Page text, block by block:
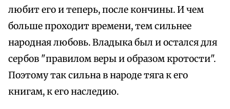
любит его и теперь, после кончины. И чем
больше проходит времени, тем сильнее
народная любовь. Владыка был и остался для
сербов "правилом веры и образом кротости".
Поэтому так сильна в народе тяга к его
книгам, к его наследию.